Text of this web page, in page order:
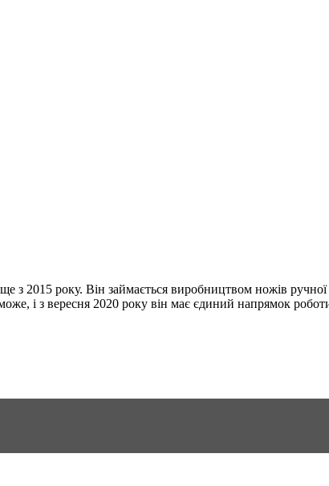
з 2015 року. Він займається виробництвом ножів ручної
і з вересня 2020 року він має єдиний напрямок